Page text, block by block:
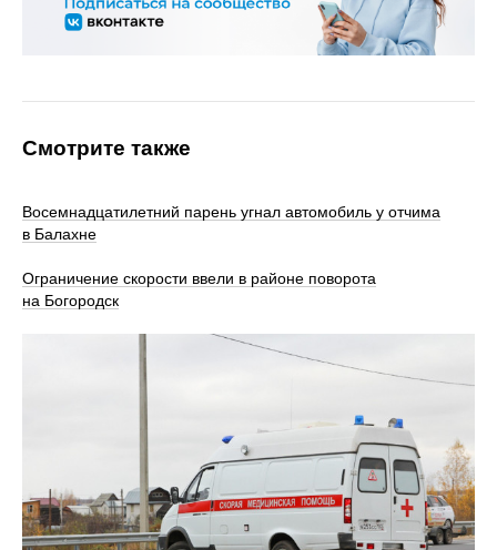
Смотрите также
Восемнадцатилетний парень угнал автомобиль у отчима
в Балахне
Ограничение скорости ввели в районе поворота
на Богородск